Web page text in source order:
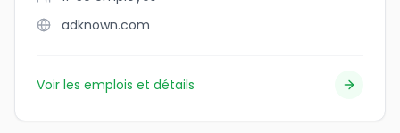
adknown.com
Voir les emplois et détails